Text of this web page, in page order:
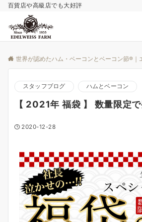
百貨店や高級店でも大好評
世界が認めたハム・ベーコンとベーコン節®｜
スタッフブログ ハムとベーコン
【 2021年 福袋 】 数量限定で
2020-12-28